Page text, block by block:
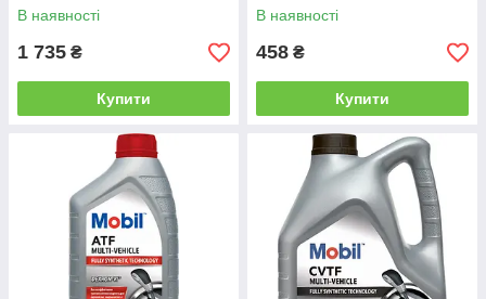
В наявності
1 735 ₴
Купити
В наявності
458 ₴
Купити